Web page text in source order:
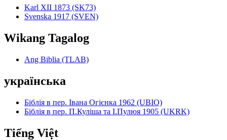
Karl XII 1873 (SK73)
Svenska 1917 (SVEN)
Wikang Tagalog
Ang Biblia (TLAB)
українська
Біблія в пер. Івана Огієнка 1962 (UBIO)
Біблія в пер. П.Куліша та І.Пулюя 1905 (UKRK)
Tiếng Việt